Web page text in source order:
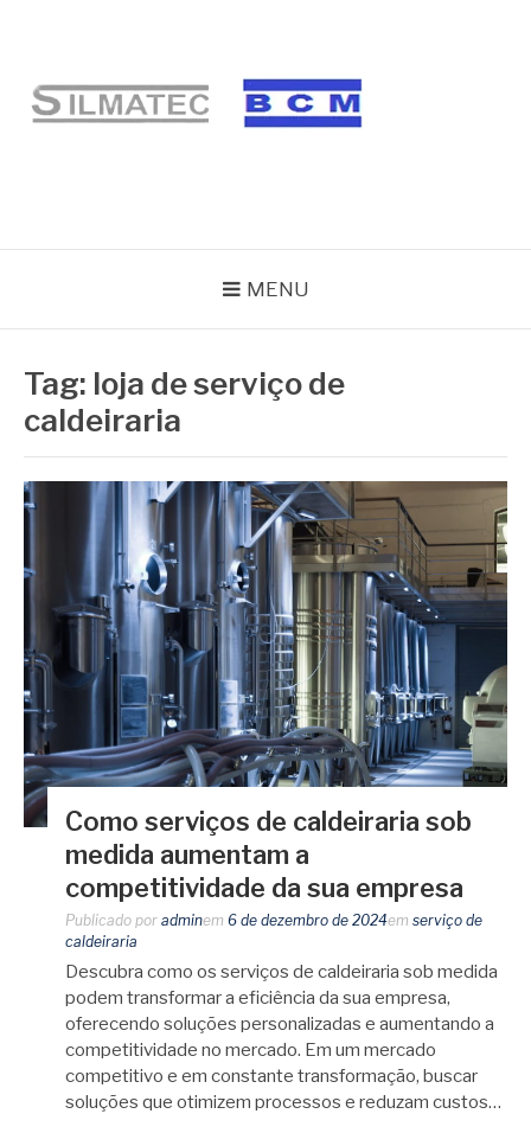
conteúdo
MENU
Tag: loja de serviço de
caldeiraria
Como serviços de caldeiraria sob
medida aumentam a
competitividade da sua empresa
Publicado por adminem 6 de dezembro de 2024em serviço de
caldeiraria
Descubra como os serviços de caldeiraria sob medida
podem transformar a eficiência da sua empresa,
oferecendo soluções personalizadas e aumentando a
competitividade no mercado. Em um mercado
competitivo e em constante transformação, buscar
soluções que otimizem processos e reduzam custos…